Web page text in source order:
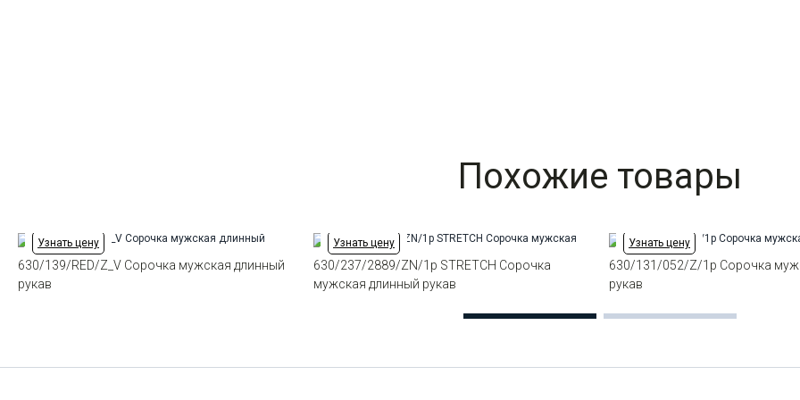
Похожие товары
Узнать цену
630/139/RED/Z_V Сорочка мужская длинный
рукав
Узнать цену
630/237/2889/ZN/1p STRETCH Сорочка
мужская длинный рукав
Узнать цену
630/131/052/Z/1p Сорочка
рукав